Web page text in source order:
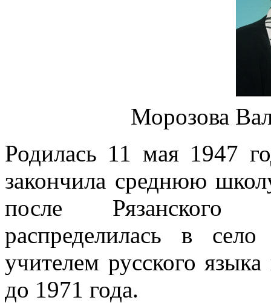
Морозова
Родилась 11 мая 1947
закончила среднюю
после Рязанского
распределилась в
учителем русского
до 1971 года.